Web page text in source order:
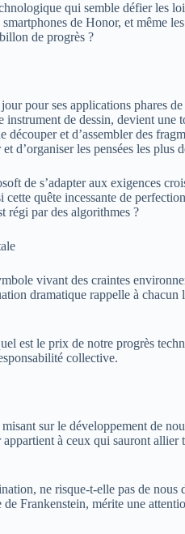
qui semble défier les
de Honor, et même
de progrès ?
pour ses applications
de dessin, devient
et d’assembler des
d’organiser les pensées les plus
de s’adapter aux exigences
quête incessante de
régi par des algorithmes ?
vivant des craintes
dramatique rappelle à
est le prix de notre progrès
collective.
sur le développement de
à ceux qui sauront
ne risque-t-elle pas de
Frankenstein, mérite une